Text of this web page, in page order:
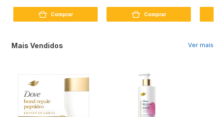
Comprar Comprar
Ver mais
Mais Vendidos